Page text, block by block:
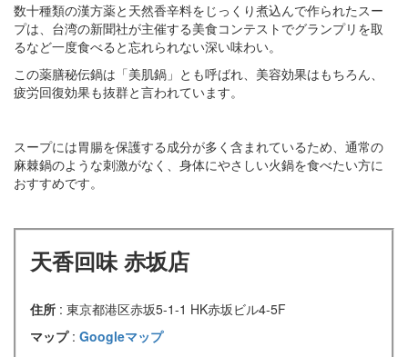
数十種類の漢方薬と天然香辛料をじっくり煮込んで作られたスー
プは、台湾の新聞社が主催する美食コンテストでグランプリを取
るなど一度食べると忘れられない深い味わい。
この薬膳秘伝鍋は「美肌鍋」とも呼ばれ、美容効果はもちろん、
疲労回復効果も抜群と言われています。
スープには胃腸を保護する成分が多く含まれているため、通常の
麻棘鍋のような刺激がなく、身体にやさしい火鍋を食べたい方に
おすすめです。
天香回味 赤坂店
住所 : 東京都港区赤坂5-1-1 HK赤坂ビル4-5F
マップ : Googleマップ